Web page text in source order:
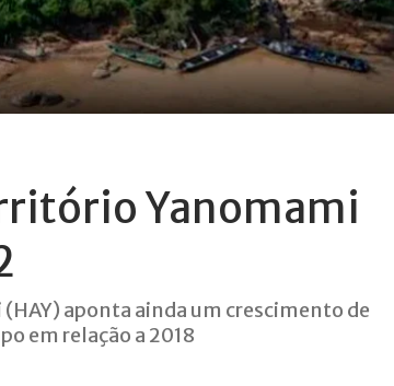
Yanomami
aponta ainda um crescimento de
em relação a 2018